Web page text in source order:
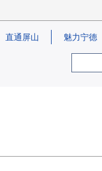
直通屏山 魅力宁德